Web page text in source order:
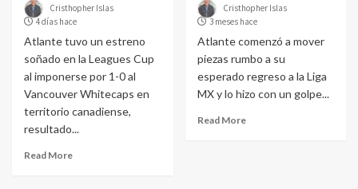
Cristhopher Islas
4 días hace
Atlante tuvo un estreno
soñado en la Leagues Cup
al imponerse por 1-0 al
Vancouver Whitecaps en
territorio canadiense,
resultado...
Read More
Cristhopher Islas
3 meses hace
Atlante comenzó a mover
piezas rumbo a su
esperado regreso a la Liga
MX y lo hizo con un golpe...
Read More